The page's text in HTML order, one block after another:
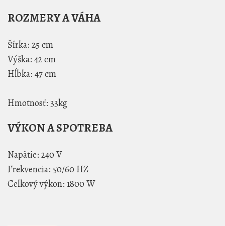
ROZMERY A VÁHA
Šírka: 25 cm
Výška: 42 cm
Hĺbka: 47 cm
Hmotnosť: 33kg
VÝKON A SPOTREBA
Napätie: 240 V
Frekvencia: 50/60 HZ
Celkový výkon: 1800 W